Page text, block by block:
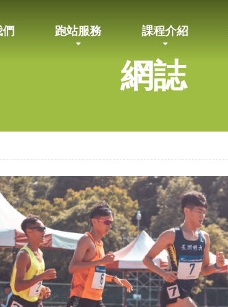
跑站服務 課程介紹
網誌